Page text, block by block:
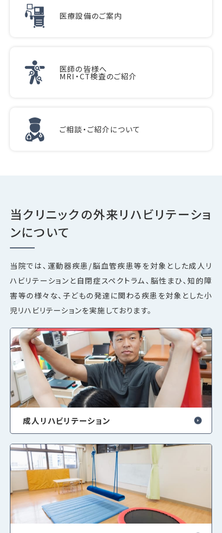
医療設備のご案内
医師の皆様へ
MRI・CT検査のご紹介
ご相談・ご紹介について
当クリニックの外来リハビリテーショ
ンについて
当院では、運動器疾患/脳血管疾患等を対象とした成人リ
ハビリテーションと自閉症スペクトラム、脳性まひ、知的障
害等の様々な、子どもの発達に関わる疾患を対象とした小
児リハビリテーションを実施しております。
成人リハビリテーション